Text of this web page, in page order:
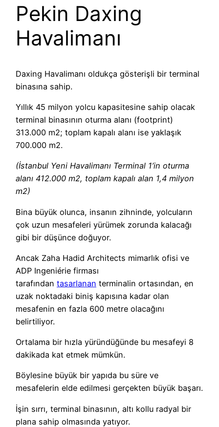
Pekin Daxing
Havalimanı
Daxing Havalimanı oldukça gösterişli bir terminal
binasına sahip.
Yıllık 45 milyon yolcu kapasitesine sahip olacak
terminal binasının oturma alanı (footprint)
313.000 m2; toplam kapalı alanı ise yaklaşık
700.000 m2.
(İstanbul Yeni Havalimanı Terminal 1’in oturma
alanı 412.000 m2, toplam kapalı alan 1,4 milyon
m2)
Bina büyük olunca, insanın zihninde, yolcuların
çok uzun mesafeleri yürümek zorunda kalacağı
gibi bir düşünce doğuyor.
Ancak Zaha Hadid Architects mimarlık ofisi ve
ADP Ingeniérie firması
tarafından tasarlanan terminalin ortasından, en
uzak noktadaki biniş kapısına kadar olan
mesafenin en fazla 600 metre olacağını
belirtiliyor.
Ortalama bir hızla yüründüğünde bu mesafeyi 8
dakikada kat etmek mümkün.
Böylesine büyük bir yapıda bu süre ve
mesafelerin elde edilmesi gerçekten büyük başarı.
İşin sırrı, terminal binasının, altı kollu radyal bir
plana sahip olmasında yatıyor.